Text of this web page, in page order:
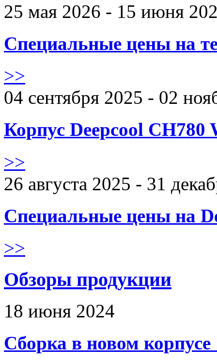
25 мая 2026 - 15 июня
Специальные цены на
>>
04 сентября 2025 - 02
Корпус Deepcool CH780
>>
26 августа 2025 - 31
Специальные цены на
>>
Обзоры продукции
18 июня 2024
Сборка в новом